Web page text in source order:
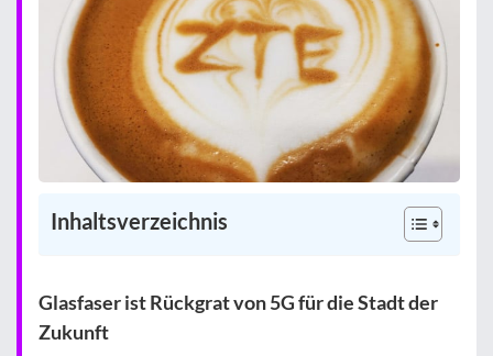
Inhaltsverzeichnis
Glasfaser ist Rückgrat von 5G für die Stadt der
Zukunft